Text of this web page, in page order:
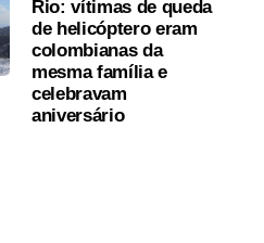
Rio: vítimas de queda
de helicóptero eram
colombianas da
mesma família e
celebravam
aniversário